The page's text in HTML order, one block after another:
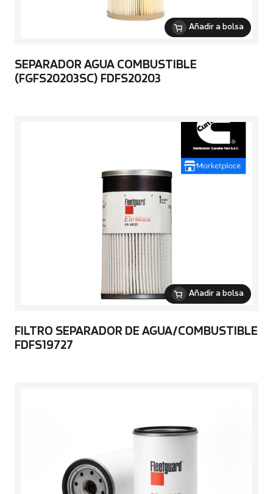
Añadir a bolsa
SEPARADOR AGUA COMBUSTIBLE
(FGFS20203SC) FDFS20203
Añadir a bolsa
FILTRO SEPARADOR DE AGUA/COMBUSTIBLE
FDFS19727